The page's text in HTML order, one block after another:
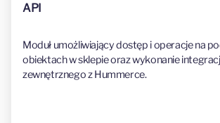
API
Moduł umożliwiający dostęp i operacje na
obiektach w sklepie oraz wykonanie
zewnętrznego z Hummerce.